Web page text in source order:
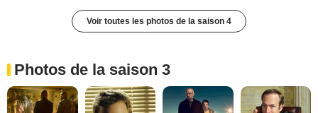
Voir toutes les photos de la saison 4
Photos de la saison 3